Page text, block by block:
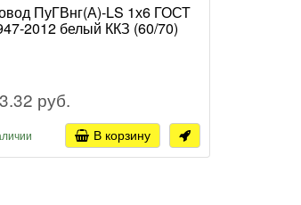
ПуГВнг(А)-LS 1х6 ГОСТ
2012 белый ККЗ (60/70)
руб.
В корзину